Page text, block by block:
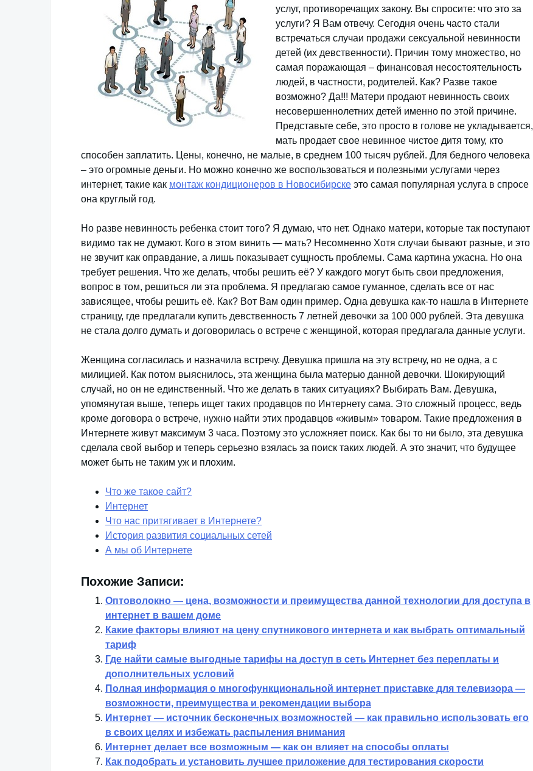
услуг, противоречащих закону. Вы спросите: что это за
услуги? Я Вам отвечу. Сегодня очень часто стали
встречаться случаи продажи сексуальной невинности
детей (их девственности). Причин тому множество, но
самая поражающая – финансовая несостоятельность
людей, в частности, родителей. Как? Разве такое
возможно? Да!!! Матери продают невинность своих
несовершеннолетних детей именно по этой причине.
Представьте себе, это просто в голове не укладывается,
мать продает свое невинное чистое дитя тому, кто
способен заплатить. Цены, конечно, не малые, в среднем 100 тысяч рублей. Для бедного человека
– это огромные деньги. Но можно конечно же воспользоваться и полезными услугами через
интернет, такие как монтаж кондиционеров в Новосибирске это самая популярная услуга в спросе
она круглый год.
Но разве невинность ребенка стоит того? Я думаю, что нет. Однако матери, которые так поступают
видимо так не думают. Кого в этом винить — мать? Несомненно Хотя случаи бывают разные, и это
не звучит как оправдание, а лишь показывает сущность проблемы. Сама картина ужасна. Но она
требует решения. Что же делать, чтобы решить её? У каждого могут быть свои предложения,
вопрос в том, решиться ли эта проблема. Я предлагаю самое гуманное, сделать все от нас
зависящее, чтобы решить её. Как? Вот Вам один пример. Одна девушка как-то нашла в Интернете
страницу, где предлагали купить девственность 7 летней девочки за 100 000 рублей. Эта девушка
не стала долго думать и договорилась о встрече с женщиной, которая предлагала данные услуги.
Женщина согласилась и назначила встречу. Девушка пришла на эту встречу, но не одна, а с
милицией. Как потом выяснилось, эта женщина была матерью данной девочки. Шокирующий
случай, но он не единственный. Что же делать в таких ситуациях? Выбирать Вам. Девушка,
упомянутая выше, теперь ищет таких продавцов по Интернету сама. Это сложный процесс, ведь
кроме договора о встрече, нужно найти этих продавцов «живым» товаром. Такие предложения в
Интернете живут максимум 3 часа. Поэтому это усложняет поиск. Как бы то ни было, эта девушка
сделала свой выбор и теперь серьезно взялась за поиск таких людей. А это значит, что будущее
может быть не таким уж и плохим.
Что же такое сайт?
Интернет
Что нас притягивает в Интернете?
История развития социальных сетей
А мы об Интернете
Похожие Записи:
Оптоволокно — цена, возможности и преимущества данной технологии для доступа в
интернет в вашем доме
Какие факторы влияют на цену спутникового интернета и как выбрать оптимальный
тариф
Где найти самые выгодные тарифы на доступ в сеть Интернет без переплаты и
дополнительных условий
Полная информация о многофункциональной интернет приставке для телевизора —
возможности, преимущества и рекомендации выбора
Интернет — источник бесконечных возможностей — как правильно использовать его
в своих целях и избежать распыления внимания
Интернет делает все возможным — как он влияет на способы оплаты
Как подобрать и установить лучшее приложение для тестирования скорости